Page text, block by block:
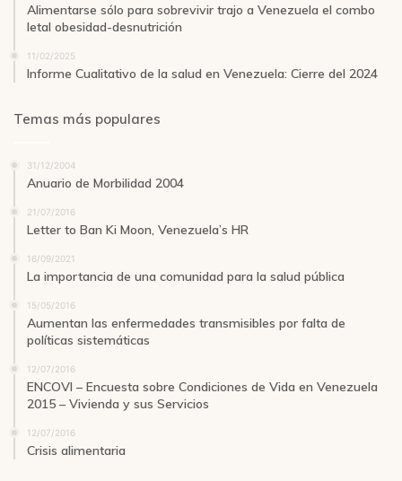
Alimentarse sólo para sobrevivir trajo a Venezuela el combo
letal obesidad-desnutrición
11/02/2025
Informe Cualitativo de la salud en Venezuela: Cierre del 2024
Temas más populares
31/12/2004
Anuario de Morbilidad 2004
21/07/2016
Letter to Ban Ki Moon, Venezuela’s HR
16/09/2021
La importancia de una comunidad para la salud pública
15/05/2016
Aumentan las enfermedades transmisibles por falta de
políticas sistemáticas
12/07/2016
ENCOVI – Encuesta sobre Condiciones de Vida en Venezuela
2015 – Vivienda y sus Servicios
12/07/2016
Crisis alimentaria